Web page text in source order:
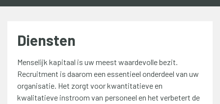
Diensten
Menselijk kapitaal is uw meest waardevolle bezit.
Recruitment is daarom een essentieel onderdeel van uw
organisatie. Het zorgt voor kwantitatieve en
kwalitatieve instroom van personeel en het verbetert de